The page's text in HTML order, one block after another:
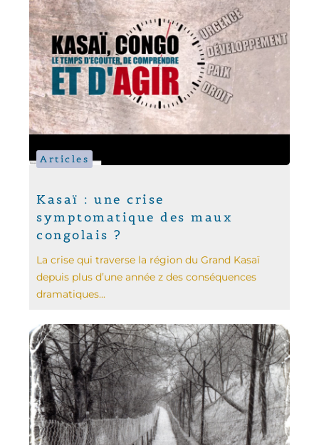
Articles
Kasaï : une crise
symptomatique des maux
congolais ?
La crise qui traverse la région du Grand Kasaï
depuis plus d’une année z des conséquences
dramatiques...